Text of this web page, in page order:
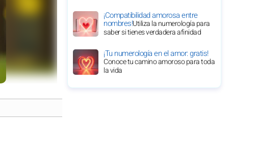
¡Compatibilidad amorosa entre
nombres!Utiliza la numerología para
saber si tienes verdadera afinidad
¡Tu numerología en el amor: gratis!
Conoce tu camino amoroso para toda
la vida